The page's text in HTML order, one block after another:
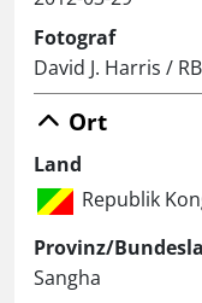
Fotograf
David J. Harris /
Ort
Land
Republik
Provinz/
Sangha